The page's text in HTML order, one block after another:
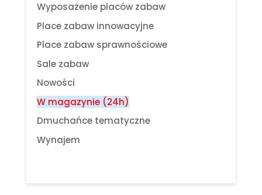
Wyposażenie placów zabaw
Place zabaw innowacyjne
Place zabaw sprawnościowe
Sale zabaw
Nowości
W magazynie (24h)
Dmuchańce tematyczne
Wynajem